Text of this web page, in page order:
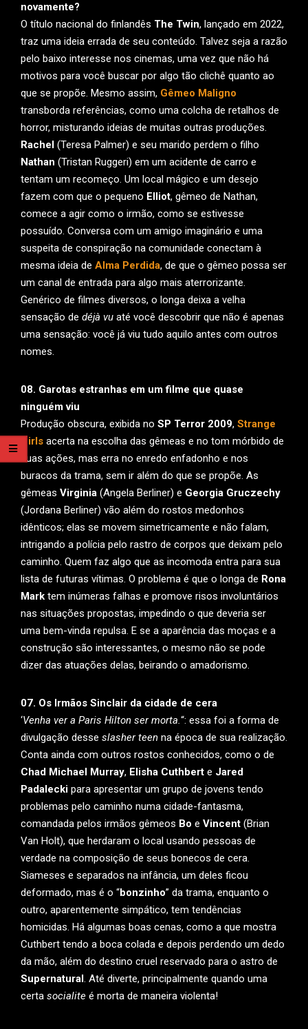
novamente?
O título nacional do finlandês The Twin, lançado em 2022,
traz uma ideia errada de seu conteúdo. Talvez seja a razão
pelo baixo interesse nos cinemas, uma vez que não há
motivos para você buscar por algo tão clichê quanto ao
que se propõe. Mesmo assim, Gêmeo Maligno
transborda referências, como uma colcha de retalhos de
horror, misturando ideias de muitas outras produções.
Rachel (Teresa Palmer) e seu marido perdem o filho
Nathan (Tristan Ruggeri) em um acidente de carro e
tentam um recomeço. Um local mágico e um desejo
fazem com que o pequeno Elliot, gêmeo de Nathan,
comece a agir como o irmão, como se estivesse
possuído. Conversa com um amigo imaginário e uma
suspeita de conspiração na comunidade conectam à
mesma ideia de Alma Perdida, de que o gêmeo possa ser
um canal de entrada para algo mais aterrorizante.
Genérico de filmes diversos, o longa deixa a velha
sensação de déjà vu até você descobrir que não é apenas
uma sensação: você já viu tudo aquilo antes com outros
nomes.
08. Garotas estranhas em um filme que quase
ninguém viu
Produção obscura, exibida no SP Terror 2009, Strange
Girls acerta na escolha das gêmeas e no tom mórbido de
suas ações, mas erra no enredo enfadonho e nos
buracos da trama, sem ir além do que se propõe. As
gêmeas Virginia (Angela Berliner) e Georgia Gruczechy
(Jordana Berliner) vão além do rostos medonhos
idênticos; elas se movem simetricamente e não falam,
intrigando a polícia pelo rastro de corpos que deixam pelo
caminho. Quem faz algo que as incomoda entra para sua
lista de futuras vítimas. O problema é que o longa de Rona
Mark tem inúmeras falhas e promove risos involuntários
nas situações propostas, impedindo o que deveria ser
uma bem-vinda repulsa. E se a aparência das moças e a
construção são interessantes, o mesmo não se pode
dizer das atuações delas, beirando o amadorismo.
07. Os Irmãos Sinclair da cidade de cera
‘Venha ver a Paris Hilton ser morta.“: essa foi a forma de
divulgação desse slasher teen na época de sua realização.
Conta ainda com outros rostos conhecidos, como o de
Chad Michael Murray, Elisha Cuthbert e Jared
Padalecki para apresentar um grupo de jovens tendo
problemas pelo caminho numa cidade-fantasma,
comandada pelos irmãos gêmeos Bo e Vincent (Brian
Van Holt), que herdaram o local usando pessoas de
verdade na composição de seus bonecos de cera.
Siameses e separados na infância, um deles ficou
deformado, mas é o “bonzinho” da trama, enquanto o
outro, aparentemente simpático, tem tendências
homicidas. Há algumas boas cenas, como a que mostra
Cuthbert tendo a boca colada e depois perdendo um dedo
da mão, além do destino cruel reservado para o astro de
Supernatural. Até diverte, principalmente quando uma
certa socialite é morta de maneira violenta!